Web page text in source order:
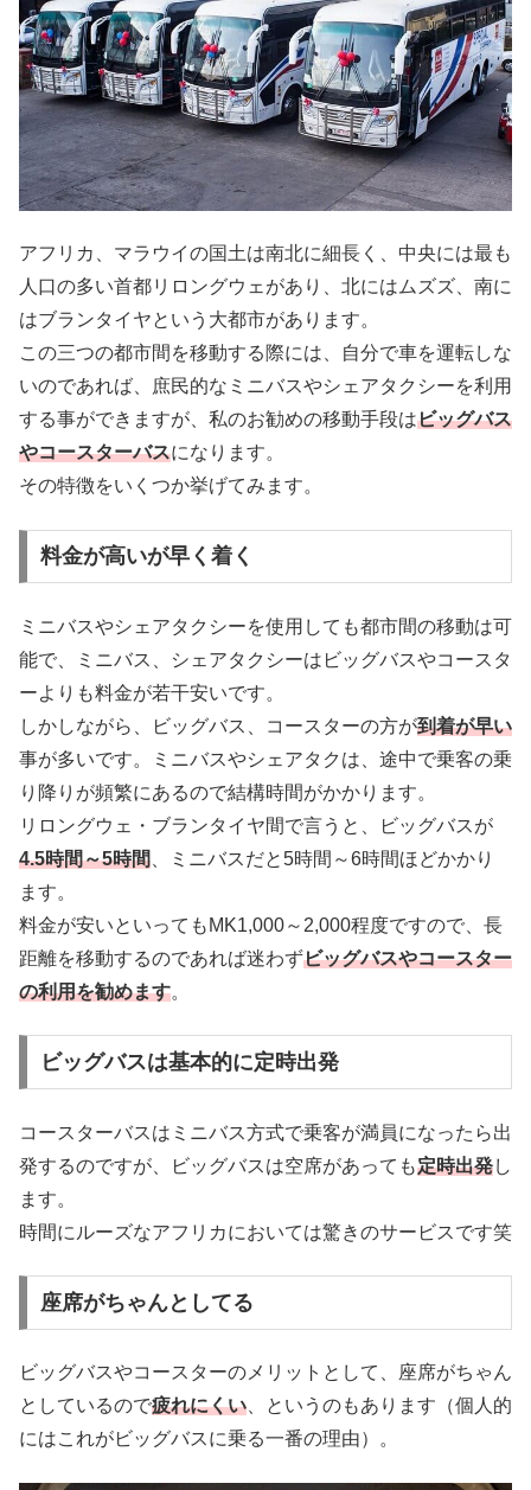
アフリカ、マラウイの国土は南北に細長く、中央には最も
人口の多い首都リロングウェがあり、北にはムズズ、南に
はブランタイヤという大都市があります。
この三つの都市間を移動する際には、自分で車を運転しな
いのであれば、庶民的なミニバスやシェアタクシーを利用
する事ができますが、私のお勧めの移動手段はビッグバス
やコースターバスになります。
その特徴をいくつか挙げてみます。
料金が高いが早く着く
ミニバスやシェアタクシーを使用しても都市間の移動は可
能で、ミニバス、シェアタクシーはビッグバスやコースタ
ーよりも料金が若干安いです。
しかしながら、ビッグバス、コースターの方が到着が早い
事が多いです。ミニバスやシェアタクは、途中で乗客の乗
り降りが頻繁にあるので結構時間がかかります。
リロングウェ・ブランタイヤ間で言うと、ビッグバスが
4.5時間～5時間 、ミニバスだと5時間～6時間ほどかかり
ます。
料金が安いといってもMK1,000～2,000程度ですので、長
距離を移動するのであれば迷わずビッグバスやコースター
の利用を勧めます。
ビッグバスは基本的に定時出発
コースターバスはミニバス方式で乗客が満員になったら出
発するのですが、ビッグバスは空席があっても定時出発し
ます。
時間にルーズなアフリカにおいては驚きのサービスです笑
座席がちゃんとしてる
ビッグバスやコースターのメリットとして、座席がちゃん
としているので疲れにくい 、というのもあります（個人的
にはこれがビッグバスに乗る一番の理由）。